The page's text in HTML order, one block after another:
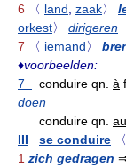
6
〈 land zaak〉
orkest〉
dirigeren
7
〈 iemand〉
♦voorbeelden:
7
conduire qn. à
doen
conduire qn. au
III
se conduire 〈
1 zich gedragen